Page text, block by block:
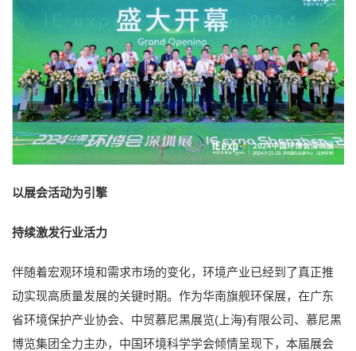
以展会活动为引擎
持续激发行业活力
伴随着宏观环境和需求市场的变化，环境产业已经到了真正推
动实现高质量发展的关键时期。作为华南旗舰环保展，在广东
省环境保护产业协会、中贸慕尼黑展览(上海)有限公司、慕尼黑
博览集团全力主办，中国环境科学学会倾情呈现下，本届展会